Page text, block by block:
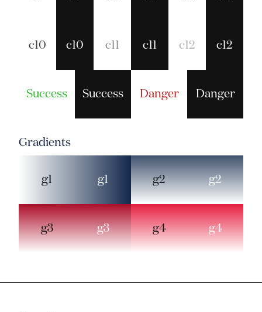
c10 c10 c11 c11 c12 c12
Success Success Danger Danger
Gradients
g1 g1 g2 g2
g3 g3 g4 g4